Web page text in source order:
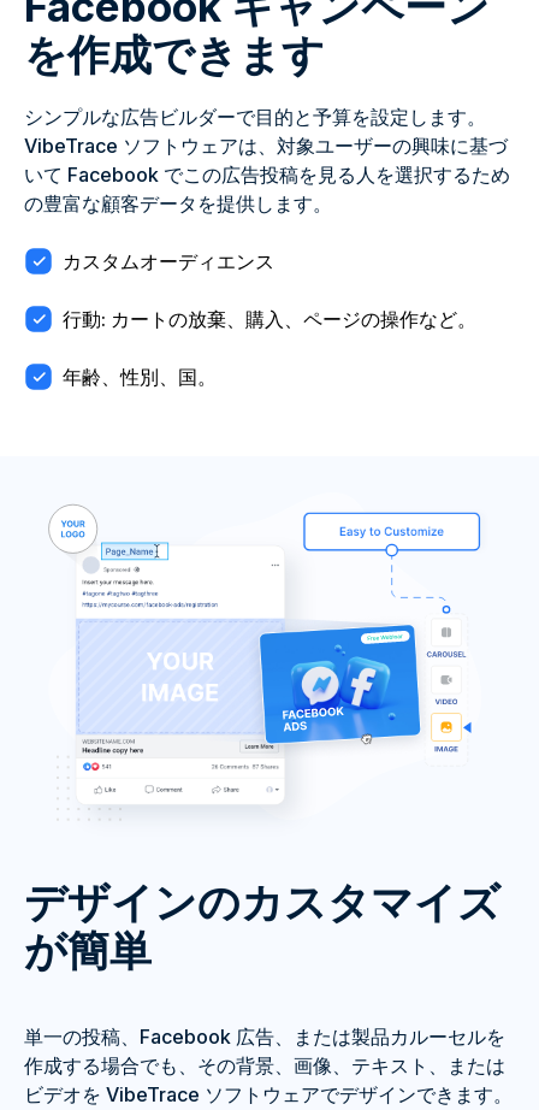
を作成できます
シンプルな広告ビルダーで目的と予算を設定します。
VibeTrace ソフトウェアは、対象ユーザーの興味に基づ
いて Facebook でこの広告投稿を見る人を選択するため
の豊富な顧客データを提供します。
カスタムオーディエンス
行動: カートの放棄、購入、ページの操作など。
年齢、性別、国。
デザインのカスタマイズ
が簡単
単一の投稿、Facebook 広告、または製品カルーセルを
作成する場合でも、その背景、画像、テキスト、または
ビデオを VibeTrace ソフトウェアでデザインできます。